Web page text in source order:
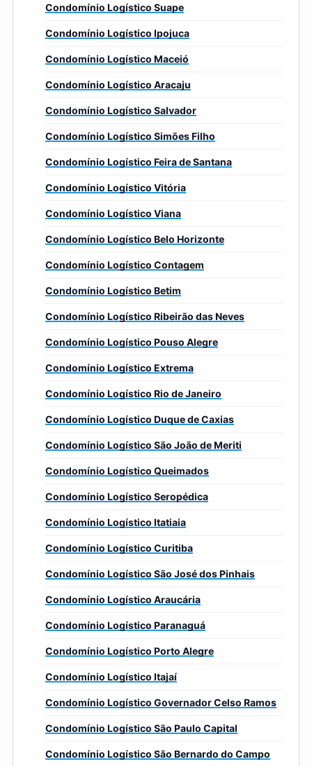
Condomínio Logístico Suape
Condomínio Logístico Ipojuca
Condomínio Logístico Maceió
Condomínio Logístico Aracaju
Condomínio Logístico Salvador
Condomínio Logístico Simões Filho
Condomínio Logístico Feira de Santana
Condomínio Logístico Vitória
Condomínio Logístico Viana
Condomínio Logístico Belo Horizonte
Condomínio Logístico Contagem
Condomínio Logístico Betim
Condomínio Logístico Ribeirão das Neves
Condomínio Logístico Pouso Alegre
Condomínio Logístico Extrema
Condomínio Logístico Rio de Janeiro
Condomínio Logístico Duque de Caxias
Condomínio Logístico São João de Meriti
Condomínio Logístico Queimados
Condomínio Logístico Seropédica
Condomínio Logístico Itatiaia
Condomínio Logístico Curitiba
Condomínio Logístico São José dos Pinhais
Condomínio Logístico Araucária
Condomínio Logístico Paranaguá
Condomínio Logístico Porto Alegre
Condomínio Logístico Itajaí
Condomínio Logístico Governador Celso Ramos
Condomínio Logístico São Paulo Capital
Condomínio Logístico São Bernardo do Campo